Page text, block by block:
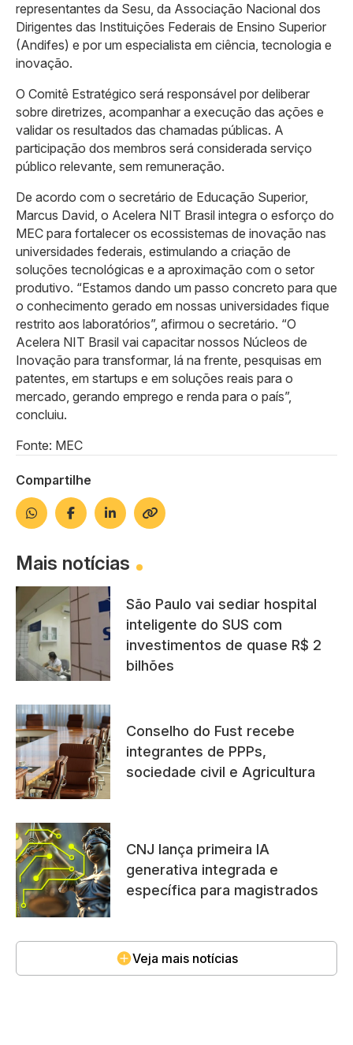
representantes da Sesu, da Associação Nacional dos
Dirigentes das Instituições Federais de Ensino Superior
(Andifes) e por um especialista em ciência, tecnologia e
inovação.
O Comitê Estratégico será responsável por deliberar
sobre diretrizes, acompanhar a execução das ações e
validar os resultados das chamadas públicas. A
participação dos membros será considerada serviço
público relevante, sem remuneração.
De acordo com o secretário de Educação Superior,
Marcus David, o Acelera NIT Brasil integra o esforço do
MEC para fortalecer os ecossistemas de inovação nas
universidades federais, estimulando a criação de
soluções tecnológicas e a aproximação com o setor
produtivo. “Estamos dando um passo concreto para que
o conhecimento gerado em nossas universidades fique
restrito aos laboratórios”, afirmou o secretário. “O
Acelera NIT Brasil vai capacitar nossos Núcleos de
Inovação para transformar, lá na frente, pesquisas em
patentes, em startups e em soluções reais para o
mercado, gerando emprego e renda para o país”,
concluiu.
Fonte: MEC
Compartilhe
Mais notícias
São Paulo vai sediar hospital
inteligente do SUS com
investimentos de quase R$ 2
bilhões
Conselho do Fust recebe
integrantes de PPPs,
sociedade civil e Agricultura
CNJ lança primeira IA
generativa integrada e
específica para magistrados
Veja mais notícias